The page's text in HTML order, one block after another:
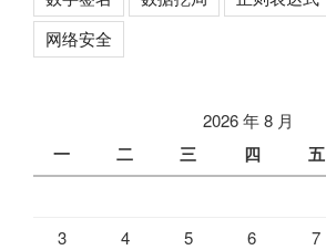
网络安全
2026 年 8 月
一 二 三 四 五
3
4 5 6 7